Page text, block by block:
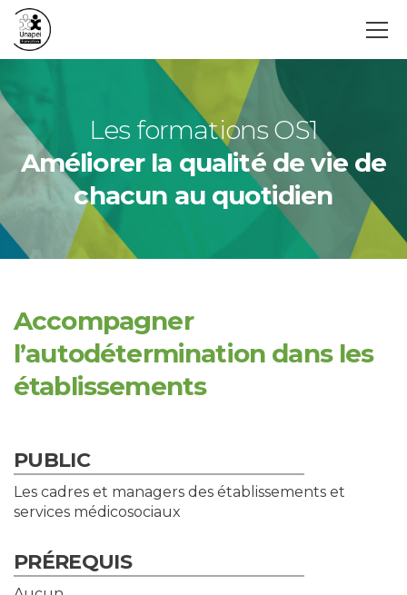
Les formations OS1
Améliorer la qualité de vie de
chacun au quotidien
Accompagner
l’autodétermination dans les
établissements
PUBLIC
Les cadres et managers des établissements et
services médicosociaux
PRÉREQUIS